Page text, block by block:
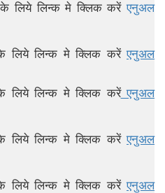
के लिये लिन्क मे क्लिक करेंएनुअल
के लिये लिन्क मे क्लिक करेंएनुअल
के लिये लिन्क मे क्लिक करेंएनुअल
के लिये लिन्क मे क्लिक करेंएनुअल
के लिये लिन्क मे क्लिक करेंएनुअल